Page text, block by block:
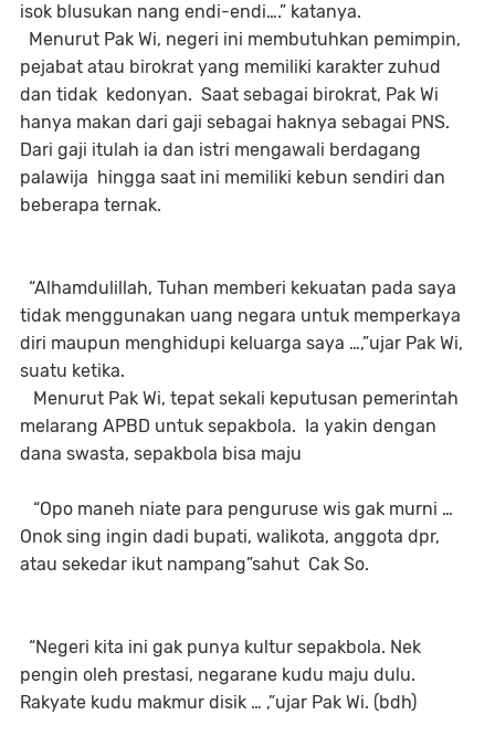
isok blusukan nang endi-endi….” katanya.
Menurut Pak Wi, negeri ini membutuhkan pemimpin,
pejabat atau birokrat yang memiliki karakter zuhud
dan tidak kedonyan. Saat sebagai birokrat, Pak Wi
hanya makan dari gaji sebagai haknya sebagai PNS.
Dari gaji itulah ia dan istri mengawali berdagang
palawija hingga saat ini memiliki kebun sendiri dan
beberapa ternak.
“Alhamdulillah, Tuhan memberi kekuatan pada saya
tidak menggunakan uang negara untuk memperkaya
diri maupun menghidupi keluarga saya …,”ujar Pak Wi,
suatu ketika.
Menurut Pak Wi, tepat sekali keputusan pemerintah
melarang APBD untuk sepakbola. Ia yakin dengan
dana swasta, sepakbola bisa maju
“Opo maneh niate para penguruse wis gak murni …
Onok sing ingin dadi bupati, walikota, anggota dpr,
atau sekedar ikut nampang”sahut Cak So.
“Negeri kita ini gak punya kultur sepakbola. Nek
pengin oleh prestasi, negarane kudu maju dulu.
Rakyate kudu makmur disik … ,”ujar Pak Wi. (bdh)